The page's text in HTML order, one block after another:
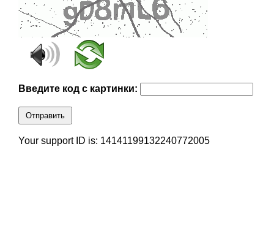
Введите код с картинки:
Отправить
Your support ID is: 14141199132240772005